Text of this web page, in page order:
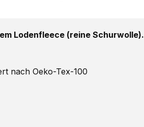
Lodenfleece (reine Schurwolle).
nach Oeko-Tex-100